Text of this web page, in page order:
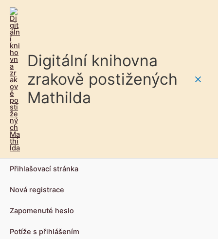
Digitální knihovna
zrakově postižených
Mathilda
Přihlašovací stránka
Nová registrace
Zapomenuté heslo
Potíže s přihlášením